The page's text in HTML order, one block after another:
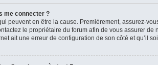
me connecter ?
peuvent en être la cause. Premièrement, assurez-
le propriétaire du forum afin de vous assurer
ait une erreur de configuration de son côté et qu’il